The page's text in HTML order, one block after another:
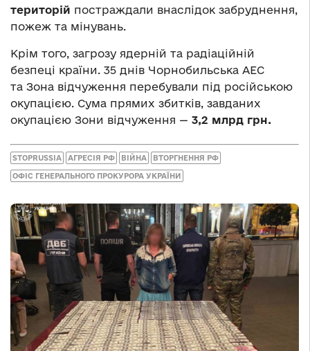
територій постраждали внаслідок забруднення,
пожеж та мінувань.
Крім того, загрозу ядерній та радіаційній
безпеці країни. 35 днів Чорнобильська АЕС
та Зона відчуження перебували під російською
окупацією. Сума прямих збитків, завданих
окупацією Зони відчуження — 3,2 млрд грн.
STOPRUSSIA АГРЕСІЯ РФ ВІЙНА ВТОРГНЕННЯ РФ
ОФІС ГЕНЕРАЛЬНОГО ПРОКУРОРА УКРАЇНИ